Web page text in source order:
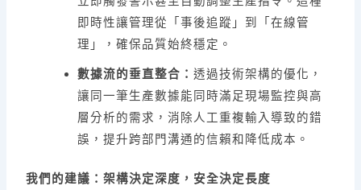
即時性讓管理從「事後追蹤」到「在線管
理」，確保品質始終穩定。
數據流的垂直整合：透過技術架構的優化，
讓同一筆生產數據能同時滿足現場監控與高
層分析的需求，消除人工重複輸入導致的錯
誤，提升跨部門溝通的信賴和降低成本。
我們的建議：架構決定深度，安全決定長度